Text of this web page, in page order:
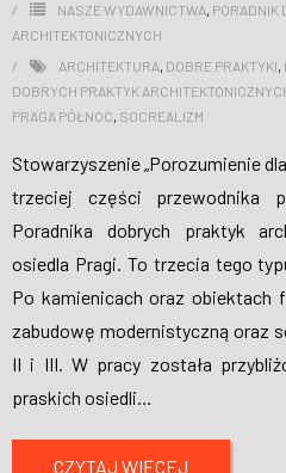
NASZE WYDAWNICTWA, PORADNIK
ARCHITEKTONICZNYCH
ARCHITEKTURA, DOBRE PRAKTYKI,
DOBRYCH PRAKTYK
PRAGA PÓŁNOC, SOCREALIZM
Stowarzyszenie „Porozumienie
trzeciej części przewodnika
Poradnika dobrych praktyk
osiedla Pragi. To trzecia tego
Po kamienicach oraz obiektach
zabudowę modernistyczną oraz
II i III. W pracy została
praskich osiedli…
CZYTAJ WIĘCEJ